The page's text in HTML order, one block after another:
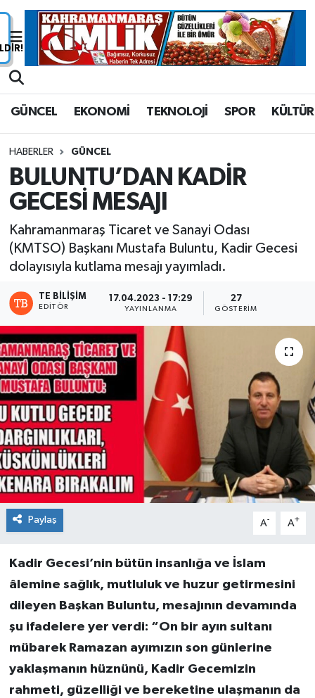
GÜNCEL EKONOMİ TEKNOLOJİ SPOR KÜLTÜR
HABERLER GÜNCEL
BULUNTU’DAN KADİR
GECESİ MESAJI
Kahramanmaraş Ticaret ve Sanayi Odası
(KMTSO) Başkanı Mustafa Buluntu, Kadir Gecesi
dolayısıyla kutlama mesajı yayımladı.
TE BILIŞIM
EDITÖR
17.04.2023 - 17:29
YAYINLANMA
27
GÖSTERIM
Paylaş A- A+
Kadir Gecesi’nin bütün insanlığa ve İslam
âlemine sağlık, mutluluk ve huzur getirmesini
dileyen Başkan Buluntu, mesajının devamında
şu ifadelere yer verdi: “On bir ayın sultanı
mübarek Ramazan ayımızın son günlerine
yaklaşmanın hüznünü, Kadir Gecemizin
rahmeti, güzelliği ve bereketine ulaşmanın da
Nöbetçi Eczaneler
Süper Lig Puan Durumu ve Fikstür
Tüm Manşetler
Son Dakika Haberleri
Haber Arşivi